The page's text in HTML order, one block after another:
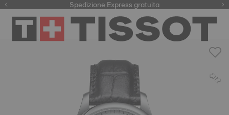
Spedizione Express gratuita